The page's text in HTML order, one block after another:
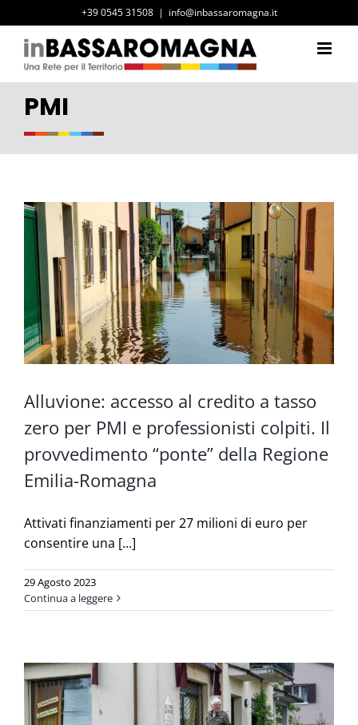
al
contenuto
+39 0545 31508 | info@inbassaromagna.it
PMI
Alluvione: accesso al credito a tasso
zero per PMI e professionisti colpiti. Il
provvedimento “ponte” della Regione
Emilia-Romagna
Attivati finanziamenti per 27 milioni di euro per
consentire una [...]
29 Agosto 2023
Continua a leggere